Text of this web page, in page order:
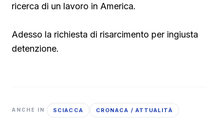
ricerca di un lavoro in America.
Adesso la richiesta di risarcimento per ingiusta
detenzione.
ANCHE IN SCIACCA CRONACA / ATTUALITÀ